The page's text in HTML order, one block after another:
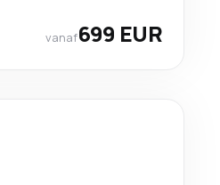
vanaf699 EUR